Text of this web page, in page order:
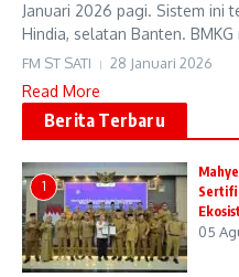
Januari 2026 pagi. Sistem ini
Hindia, selatan Banten. BMKG
FM ST SATI 28 Januari 2026
Read More
Berita Terbaru
1
05